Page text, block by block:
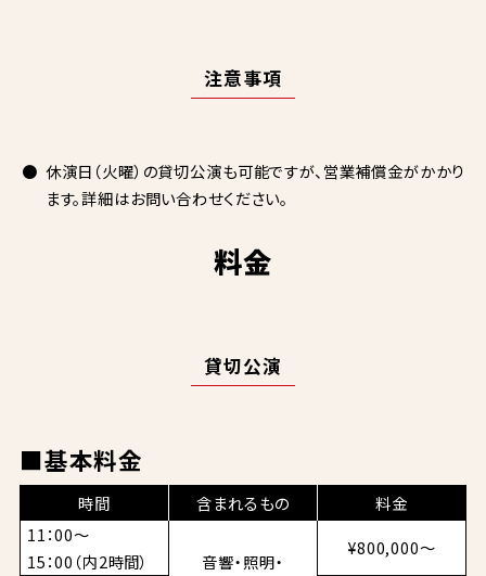
注意事項
休演日（火曜）の貸切公演も可能ですが、営業補償金がかかり
ます。詳細はお問い合わせください。
料金
貸切公演
■基本料金
時間 含まれるもの
料金
11：00～
15：00（内2時間）
音響・照明・
¥800,000～